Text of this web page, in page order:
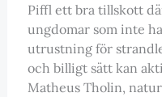
Piffl ett bra tillskott
ungdomar som inte
utrustning för
och billigt sätt kan
Matheus Tholin,